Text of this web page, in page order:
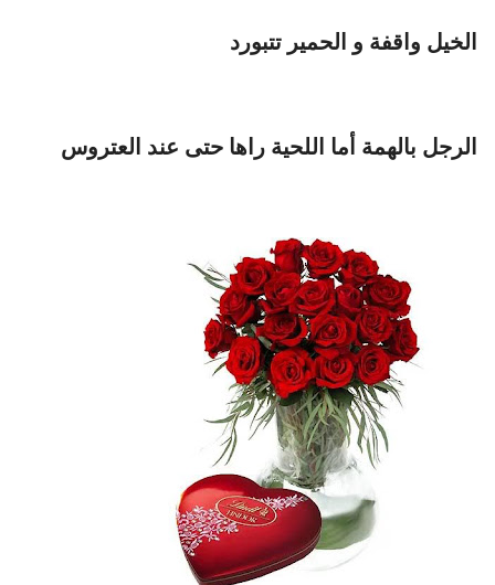
الخيل واقفة و الحمير تتبورد
الرجل بالهمة أما اللحية راها حتى عند العتروس